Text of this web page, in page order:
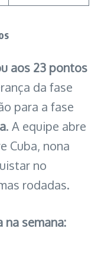
aos 23 pontos
da fase
para a fase
. A equipe abre
Cuba, nona
no
rodadas.
na semana: